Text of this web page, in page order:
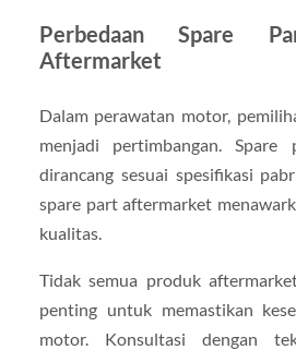
Perbedaan Spare
Aftermarket
Dalam perawatan motor,
menjadi pertimbangan. Spare
dirancang sesuai spesifikasi
spare part aftermarket
kualitas.
Tidak semua produk
penting untuk memastikan
motor. Konsultasi dengan